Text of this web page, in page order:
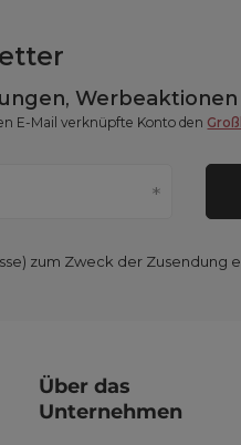
,Werbeaktionen
E-Mail verknüpfte Konto den
zum Zweck der Zusendung
Über das
Unternehmen